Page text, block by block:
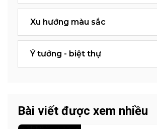
Xu hướng màu sắc
Ý tưởng - biệt thự
Bài viết được xem nhiều